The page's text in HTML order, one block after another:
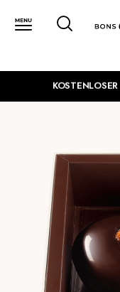
KOSTENLOSER